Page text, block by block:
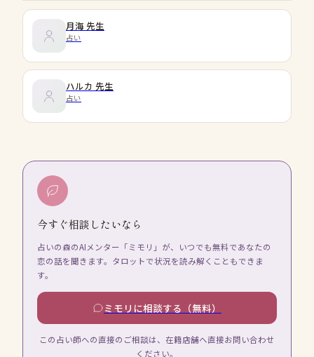
月海 先生
占い
ハルカ 先生
占い
今すぐ相談したいなら
占いの森のAIメンター「ミモリ」が、いつでも無料であなたの
恋の話を聞きます。タロットで状況を読み解くこともできま
す。
ミモリに相談する（無料）
この占い師への直接のご相談は、在籍店舗へ直接お問い合わせ
ください。